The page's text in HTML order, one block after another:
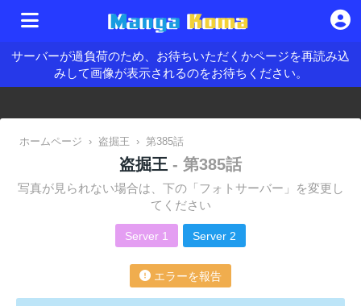
サーバーが過負荷のため、お待ちいただくかページを再読み込
みして画像が表示されるのをお待ちください。
ホームページ › 盗掘王 › 第385話
盗掘王 - 第385話
写真が見られない場合は、下の「フォトサーバー」を変更し
てください
Server 1 Server 2
エラーを報告